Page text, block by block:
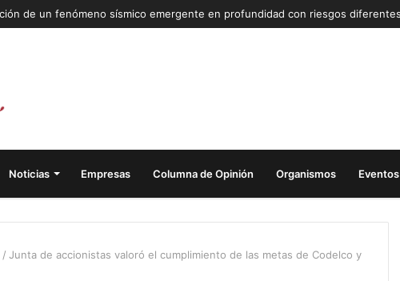
Noticias Empresas Columna de Opinión Organismos Eventos
/ Junta de accionistas valoró el cumplimiento de las metas de Codelco y